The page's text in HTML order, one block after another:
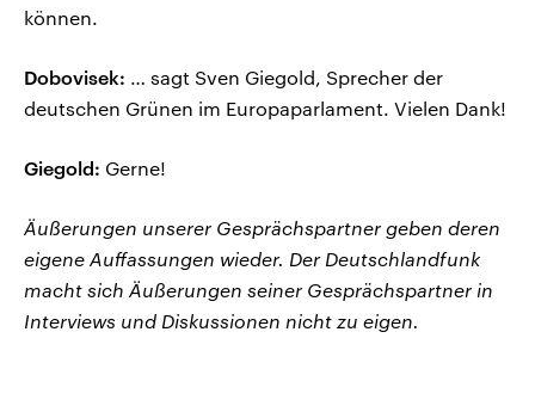
können.
Dobovisek: … sagt Sven Giegold, Sprecher der
deutschen Grünen im Europaparlament. Vielen Dank!
Giegold: Gerne!
Äußerungen unserer Gesprächspartner geben deren
eigene Auffassungen wieder. Der Deutschlandfunk
macht sich Äußerungen seiner Gesprächspartner in
Interviews und Diskussionen nicht zu eigen.